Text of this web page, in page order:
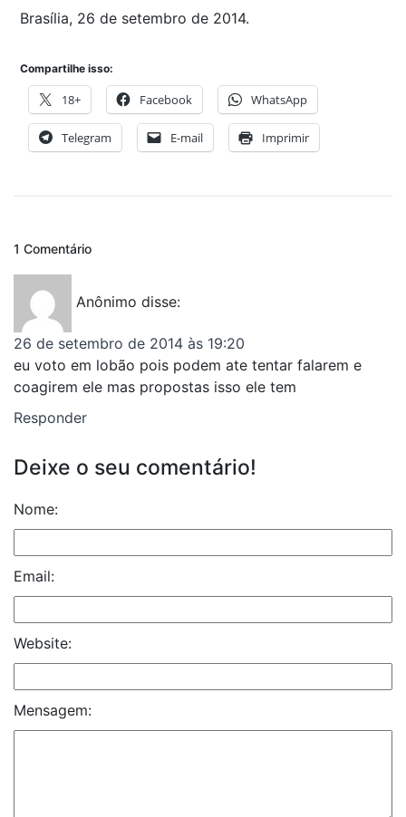
Brasília, 26 de setembro de 2014.
Compartilhe isso:
18+ Facebook WhatsApp
Telegram E-mail Imprimir
1 Comentário
Anônimo disse:
26 de setembro de 2014 às 19:20
eu voto em lobão pois podem ate tentar falarem e
coagirem ele mas propostas isso ele tem
Responder
Deixe o seu comentário!
Nome:
Email:
Website:
Mensagem: